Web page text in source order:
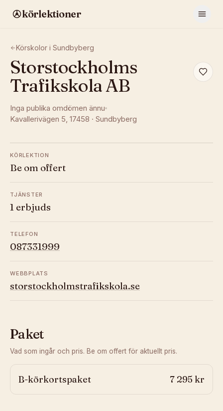
körlektioner
Körskolor i Sundbyberg
Storstockholms
Trafikskola AB
Inga publika omdömen ännu
Kavallerivägen 5, 17458 · Sundbyberg
KÖRLEKTION
Be om offert
TJÄNSTER
1 erbjuds
TELEFON
087331999
WEBBPLATS
storstockholmstrafikskola.se
Paket
Vad som ingår och pris. Be om offert för aktuellt pris.
B-körkortspaket 7 295 kr